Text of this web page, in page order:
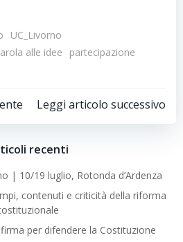
UC_Livorno
alle idee
partecipazione
Post
navigation
Leggi articolo successivo
recenti
| 10/19 luglio, Rotonda d’Ardenza
contenuti e criticità della riforma
per difendere la Costituzione